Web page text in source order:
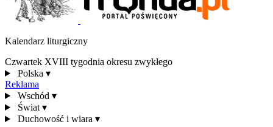
Kalendarz liturgiczny
Czwartek XVIII tygodnia okresu zwykłego
Polska ▾
Reklama
Wschód ▾
Świat ▾
Duchowość i wiara ▾